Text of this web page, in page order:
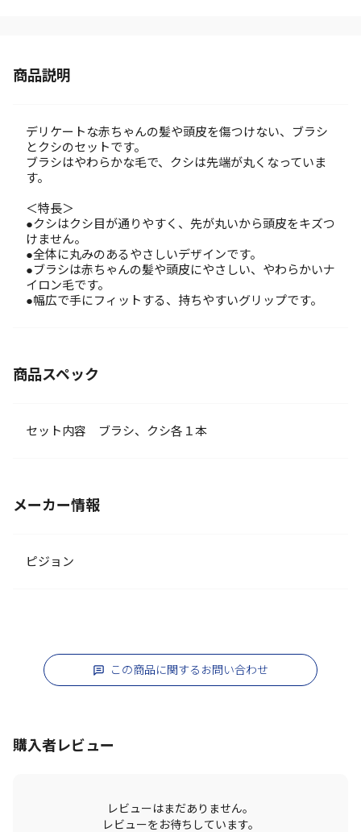
商品説明
デリケートな赤ちゃんの髪や頭皮を傷つけない、ブラシ
とクシのセットです。
ブラシはやわらかな毛で、クシは先端が丸くなっていま
す。
＜特長＞
●クシはクシ目が通りやすく、先が丸いから頭皮をキズつ
けません。
●全体に丸みのあるやさしいデザインです。
●ブラシは赤ちゃんの髪や頭皮にやさしい、やわらかいナ
イロン毛です。
●幅広で手にフィットする、持ちやすいグリップです。
商品スペック
セット内容 ブラシ、クシ各１本
メーカー情報
ピジョン
この商品に関するお問い合わせ
購入者レビュー
レビューはまだありません。
レビューをお待ちしています。